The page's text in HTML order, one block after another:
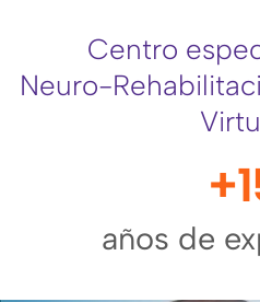
Centro
Neuro-
años de
+